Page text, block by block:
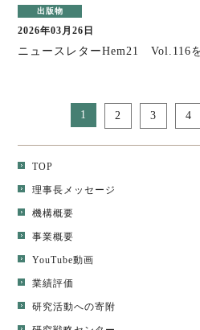
2026年03月26日
ニュースレターHem21 Vol.116
1 2 3 4
TOP
理事長メッセージ
機構概要
事業概要
YouTube動画
業績評価
研究活動への寄附